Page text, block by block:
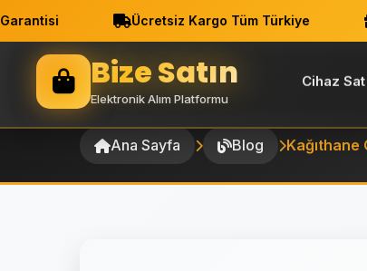
Ücretsiz Kargo Tüm Türkiye
Bize Satın
Elektronik Alım Platformu
Cihaz Sat
Ana Sayfa Blog Kağıthane